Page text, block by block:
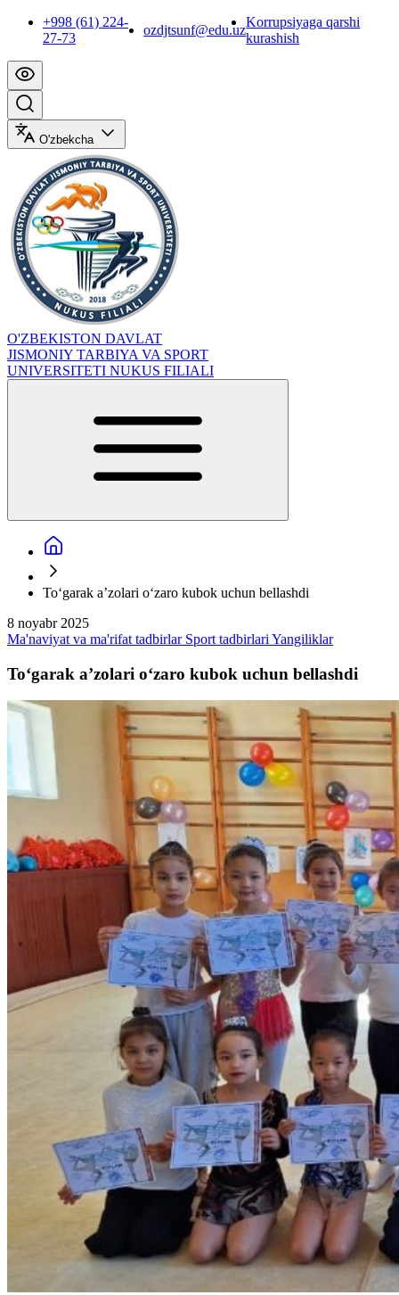
+998 (61) 224-
27-73
ozdjtsunf@edu.uz
Korrupsiyaga qarshi
kurashish
O'zbekcha
O'ZBEKISTON DAVLAT
JISMONIY TARBIYA VA SPORT
UNIVERSITETI NUKUS FILIALI
To‘garak a’zolari o‘zaro kubok uchun bellashdi
8 noyabr 2025
Ma'naviyat va ma'rifat tadbirlar Sport tadbirlari Yangiliklar
To‘garak a’zolari o‘zaro kubok uchun bellashdi